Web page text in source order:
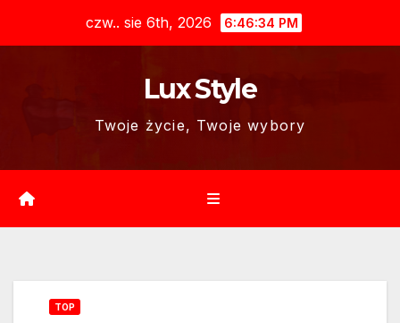
czw.. sie 6th, 2026 6:46:35 PM
Lux Style
Twoje życie, Twoje wybory
TOP